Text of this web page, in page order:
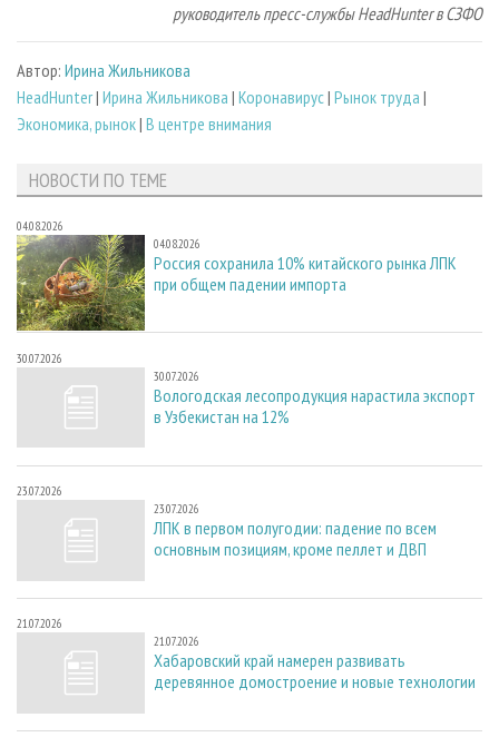
руководитель пресс-службы HeadHunter в СЗФО
Автор: Ирина Жильникова
HeadHunter| Ирина Жильникова | Коронавирус| Рынок труда |
Экономика, рынок| В центре внимания
НОВОСТИ ПО ТЕМЕ
04.08.2026
04.08.2026
Россия сохранила 10% китайского рынка ЛПК
при общем падении импорта
30.07.2026
30.07.2026
Вологодская лесопродукция нарастила экспорт
в Узбекистан на 12%
23.07.2026
23.07.2026
ЛПК в первом полугодии: падение по всем
основным позициям, кроме пеллет и ДВП
21.07.2026
21.07.2026
Хабаровский край намерен развивать
деревянное домостроение и новые технологии